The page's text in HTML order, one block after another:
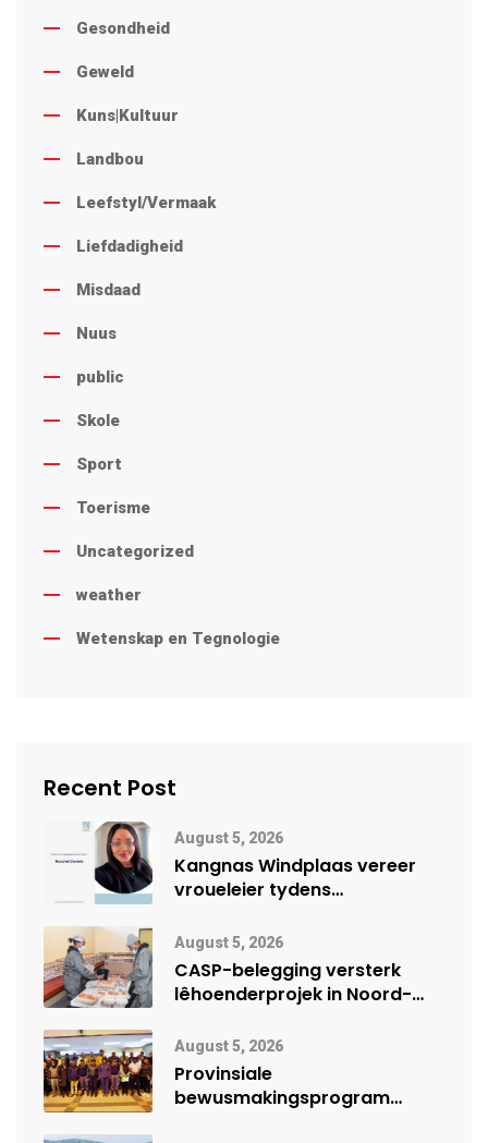
Gesondheid
Geweld
Kuns|Kultuur
Landbou
Leefstyl/Vermaak
Liefdadigheid
Misdaad
Nuus
public
Skole
Sport
Toerisme
Uncategorized
weather
Wetenskap en Tegnologie
Recent Post
August 5, 2026
Kangnas Windplaas vereer
vroueleier tydens
August 5, 2026
CASP-belegging versterk
lêhoenderprojek in Noord-
August 5, 2026
Provinsiale
bewusmakingsprogram